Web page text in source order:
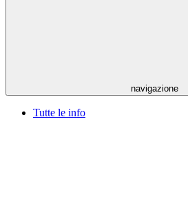
navigazione
Tutte le info